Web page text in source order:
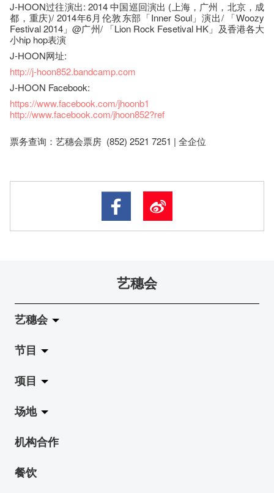
J-HOON过往演出: 2014 中国巡回演出 (上海，广州，北京，成
都，重庆)/ 2014​年6​月​伦​敦​东部「Inner Soul」演出/ 「Woozy
Festival 2014」@广州/ 「Lion Rock Fesetival HK」及香港各大
小hip hop表演
J-HOON网址:
http://j-hoon852.bandcamp.com
J-HOON Facebook:
https://www.facebook.com/jhoonb1
http://www.facebook.com/jhoon852?ref
票务查询：艺穗会票房 (852) 2521 7251 | 全企位
艺穗会
艺穗会
关于艺穗会
艺穗会的演化
使命与宗旨
艺穗会架构
档案库
节目
拉阔
展览
演出
活动
项目
Jazz-Go-Central, Jazz-Go-Fringe
LPL
2015-16 艺术场地资助计划
场地
陈丽玲划廊
奶库
机构合作
餐饮